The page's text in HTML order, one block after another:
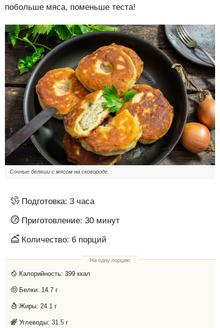
побольше мяса, поменьше теста!
Сочные беляши с мясом на сковороде.
Подготовка: 3 часа
Приготовление: 30 минут
Количество: 6 порций
На одну порцию
Калорийность: 399 ккал
Белки: 14.7 г
Жиры: 24.1 г
Углеводы: 31.5 г